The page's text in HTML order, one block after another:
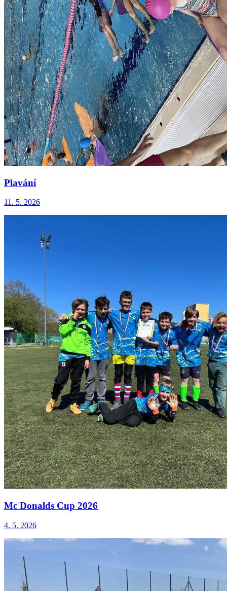
Plavání
11. 5. 2026
Mc Donalds Cup 2026
4. 5. 2026